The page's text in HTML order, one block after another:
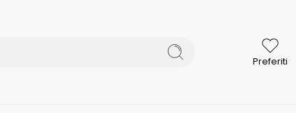
Preferiti